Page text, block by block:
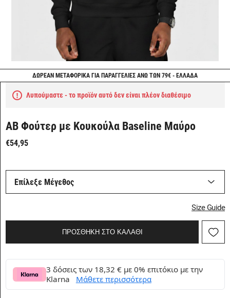
ΔΩΡΕΑΝ ΜΕΤΑΦΟΡΙΚΑ ΓΙΑ ΠΑΡΑΓΓΕΛΙΕΣ ΑΝΩ ΤΩΝ 79€ - ΕΛΛΑΔΑ
Λυπούμαστε - το προϊόν αυτό δεν είναι πλέον διαθέσιμο
ΑΒ Φούτερ με Κουκούλα Baseline Μαύρο
€54,95
Επίλεξε Μέγεθος
Size Guide
ΠΡΟΣΘΗΚΗ ΣΤΟ ΚΑΛΑΘΙ
3 δόσεις των 18,32 € με 0% επιτόκιο με την
Klarna
Μάθετε περισσότερα